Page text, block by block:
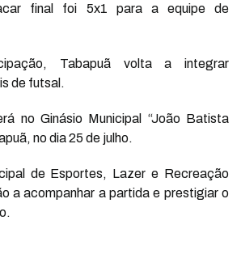
final foi 5x1 para a equipe de
Tabapuã volta a integrar
de futsal.
no Ginásio Municipal “João Batista
no dia 25 de julho.
de Esportes, Lazer e Recreação
a acompanhar a partida e prestigiar o